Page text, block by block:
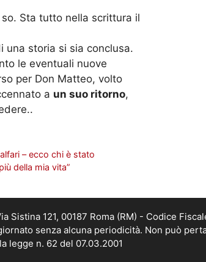
Sta tutto nella scrittura il
una storia si sia conclusa.
le eventuali nuove
per Don Matteo, volto
a un suo ritorno,
– ecco chi è stato
della mia vita”
Sistina 121, 00187 Roma (RM) - Codice
senza alcuna periodicità. Non può
legge n. 62 del 07.03.2001